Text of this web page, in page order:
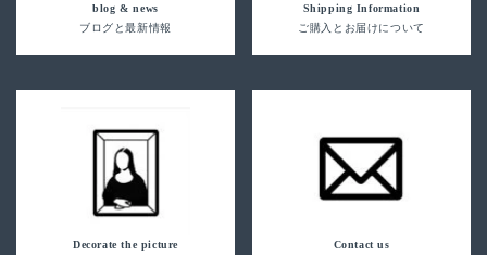
blog & news
ブログと最新情報
Shipping Information
ご購入とお届けについて
Decorate the picture
Contact us